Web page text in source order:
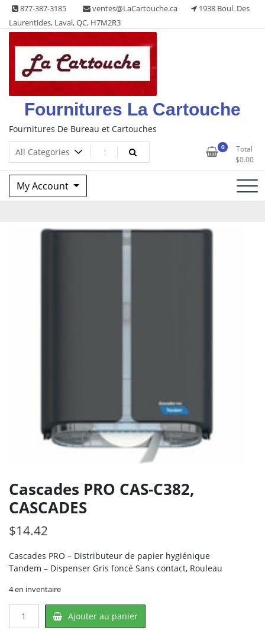
Skip
content
877-387-3185 ventes@LaCartouche.ca
1938 Boul. Des
Laurentides, Laval, QC, H7M2R3
Fournitures La Cartouche
Fournitures De Bureau et Cartouches
0
Total
$0.00
My Account
Cascades PRO CAS-C382,
CASCADES
$14.42
Cascades PRO – Distributeur de papier hygiénique
Tandem – Dispenser Gris foncé Sans contact, Rouleau
4 en inventaire
Ajouter au panier